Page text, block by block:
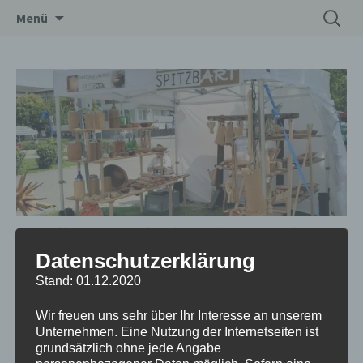
Drechslerei Spitzbart
Menü
Suchen
nach:
Frühlingsquartier im Schlosspark
Hetzendorf
15.05.2026 - 17.05.2026
10:00 - 19:00
Datenschutzerklärung
Stand: 01.12.2020
Wir freuen uns sehr über Ihr Interesse an unserem
Unternehmen. Eine Nutzung der Internetseiten ist
grundsätzlich ohne jede Angabe